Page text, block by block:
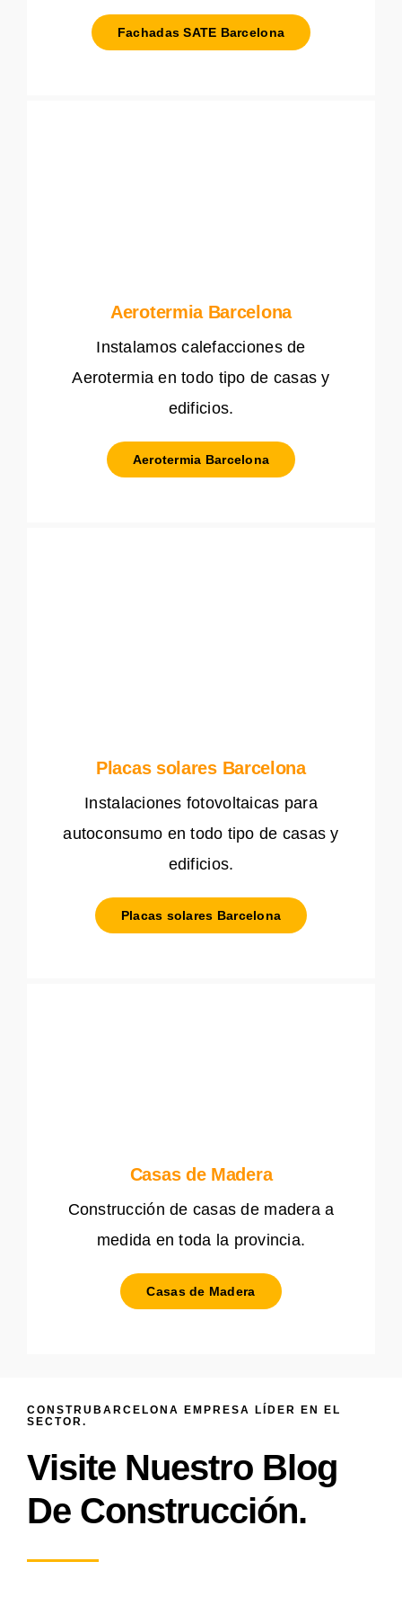
Fachadas SATE Barcelona
Aerotermia Barcelona
Instalamos calefacciones de
Aerotermia en todo tipo de casas y
edificios.
Aerotermia Barcelona
Placas solares Barcelona
Instalaciones fotovoltaicas para
autoconsumo en todo tipo de casas y
edificios.
Placas solares Barcelona
Casas de Madera
Construcción de casas de madera a
medida en toda la provincia.
Casas de Madera
CONSTRUBARCELONA EMPRESA LÍDER EN EL
SECTOR.
Visite Nuestro Blog
De Construcción.